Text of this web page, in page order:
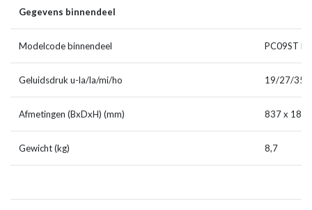
Gegevens binnendeel
Modelcode binnendeel PC09ST
Geluidsdruk u-la/la/mi/ho 19/27/35/
Afmetingen (BxDxH) (mm) 837 x 189
Gewicht (kg) 8,7